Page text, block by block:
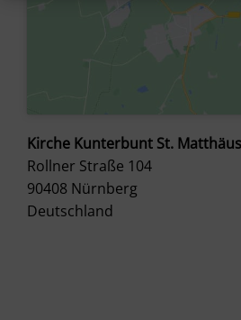
Kirche Kunterbunt St.
Rollner Straße 104
90408 Nürnberg
Deutschland